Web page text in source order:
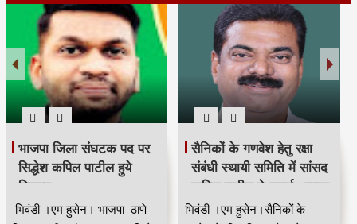
भाजपा जिला संघटक पद पर
सिद्धेश कपिल पाटील हुये
नियुक्त
भिवंडी ।एम हुसेन। भाजपा ठाणे
सैनिकों के गणवेश हेतु रक्षा
संबंधी स्थायी समिति में सांसद
कपिल पाटील ने उठाई आवाज
भिवंडी ।एम हुसेन।सैनिकों के